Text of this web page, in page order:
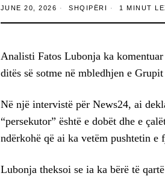
JUNE 20, 2026 SHQIPËRI 1 MINUT
Analisti Fatos Lubonja ka
ditës së sotme në mbledhjen e
Në një intervistë për News24, ai
“persekutor” është e dobët dhe e
ndërkohë që ai ka vetëm pushtetin e
Lubonja theksoi se ia ka bërë të